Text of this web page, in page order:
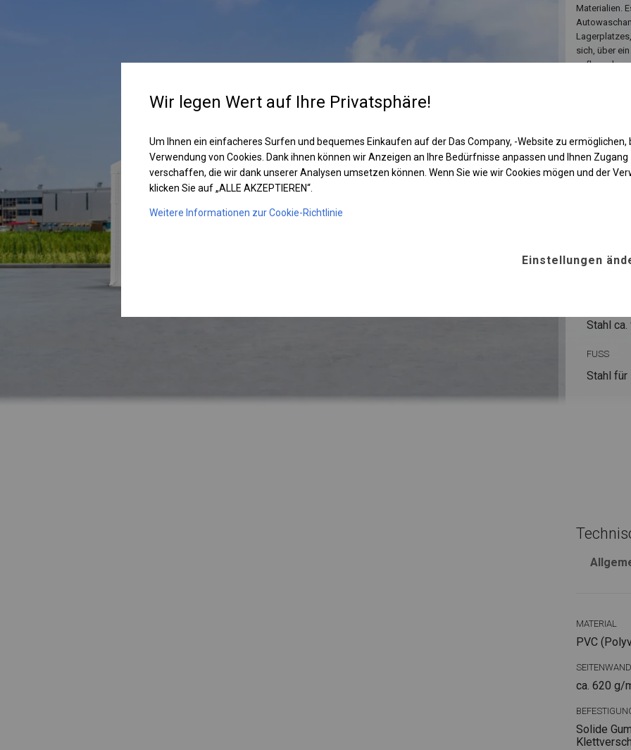
Materialien.
sich, über
Stahl ca.
FUSS
Stahl für
MATERIAL
PVC
ca. 620 g/
Solide
Wir legen Wert auf Ihre Privatsphäre!
Um Ihnen ein einfacheres Surfen und bequemes Einkaufen auf der Das Company, -Website zu
Verwendung von Cookies. Dank ihnen können wir Anzeigen an Ihre Bedürfnisse anpassen und Ihnen
verschaffen, die wir dank unserer Analysen umsetzen können. Wenn Sie wie wir Cookies mögen und der
klicken Sie auf „ALLE AKZEPTIEREN“.
Weitere Informationen zur Cookie-Richtlinie
Einstellungen